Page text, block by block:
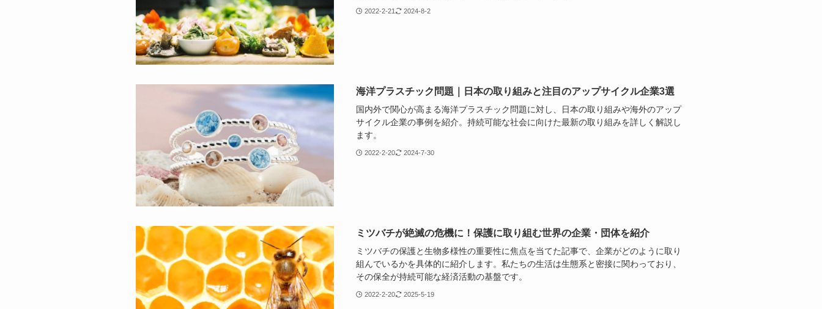
2022-2-21 2024-8-2
2022-2-20 2024-7-30
海洋プラスチック問題｜日本の取り組みと注目のアップサイクル企業3選
国内外で関心が高まる海洋プラスチック問題に対し、日本の取り組みや海外のアップ
サイクル企業の事例を紹介。持続可能な社会に向けた最新の取り組みを詳しく解説し
ます。
2022-2-20 2025-5-19
ミツバチが絶滅の危機に！保護に取り組む世界の企業・団体を紹介
ミツバチの保護と生物多様性の重要性に焦点を当てた記事で、企業がどのように取り
組んでいるかを具体的に紹介します。私たちの生活は生態系と密接に関わっており、
その保全が持続可能な経済活動の基盤です。